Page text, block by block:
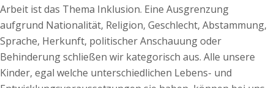
Arbeit ist das Thema Inklusion. Eine Ausgrenzung
aufgrund Nationalität, Religion, Geschlecht, Abstammung,
Sprache, Herkunft, politischer Anschauung oder
Behinderung schließen wir kategorisch aus. Alle unsere
Kinder, egal welche unterschiedlichen Lebens- und